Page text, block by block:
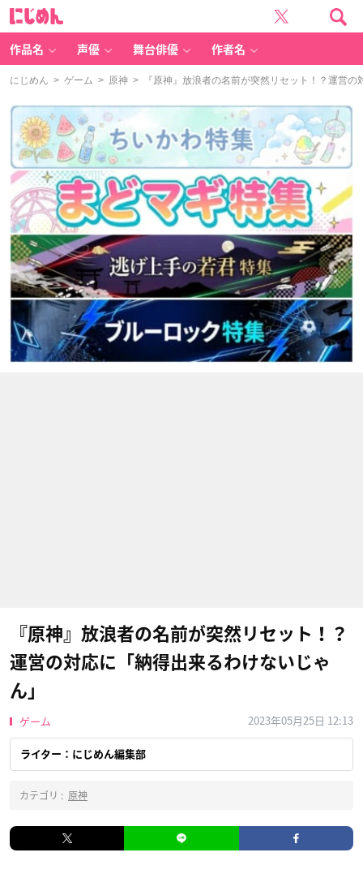
作品名 声優 舞台俳優 作者名
にじめん > ゲーム > 原神 > 『原神』放浪者の名前が突然リセット！？運営の
『原神』放浪者の名前が突然リセット！？
運営の対応に「納得出来るわけないじゃ
ん」
ゲーム 2023年05月25日 12:13
ライター：にじめん編集部
カテゴリ : 原神